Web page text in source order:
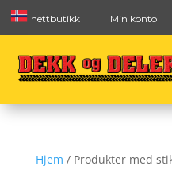
nettbutikk Min konto
Hjem / Produkter med